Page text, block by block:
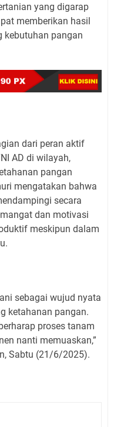
yang digarap
memberikan hasil
kebutuhan pangan
dari peran aktif
AD di wilayah,
pangan
mengatakan bahwa
secara
dan motivasi
meskipun dalam
sebagai wujud nyata
ketahanan pangan.
proses tanam
nanti memuaskan,”
Sabtu (21/6/2025).